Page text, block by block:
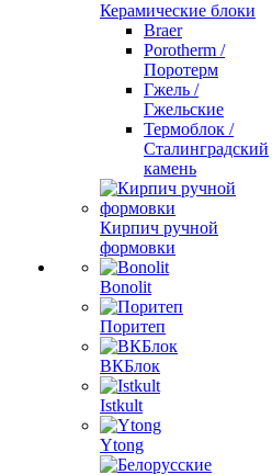
Керамические блоки
Braer
Porotherm /
Поротерм
Гжель /
Гжельские
Термоблок /
Сталинградский
камень
Кирпич ручной
формовки
Bonolit
Поритеп
ВКБлок
Istkult
Ytong